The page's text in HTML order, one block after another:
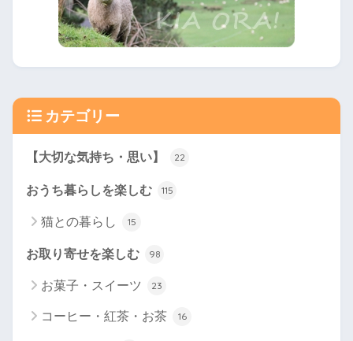
カテゴリー
【大切な気持ち・思い】 22
おうち暮らしを楽しむ 115
猫との暮らし 15
お取り寄せを楽しむ 98
お菓子・スイーツ 23
コーヒー・紅茶・お茶 16